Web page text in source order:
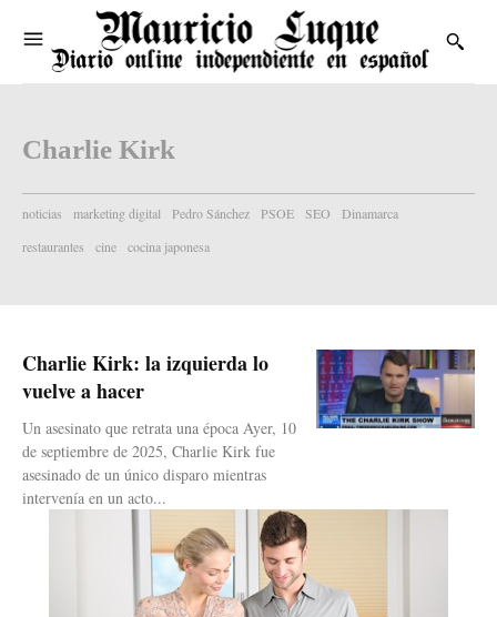
Charlie Kirk
noticias marketing digital Pedro Sánchez PSOE SEO
Dinamarca
restaurantes
cine cocina japonesa
Charlie Kirk: la izquierda lo
vuelve a hacer
Un asesinato que retrata una época Ayer, 10
de septiembre de 2025, Charlie Kirk fue
asesinado de un único disparo mientras
intervenía en un acto...